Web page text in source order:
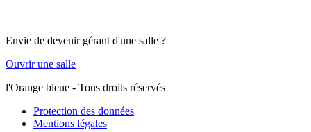
Envie de devenir gérant d'une salle ?
Ouvrir une salle
l'Orange bleue - Tous droits réservés
Protection des données
Mentions légales